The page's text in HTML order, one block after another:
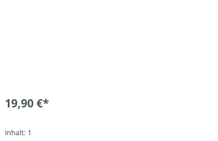
19,90 €*
Inhalt: 1